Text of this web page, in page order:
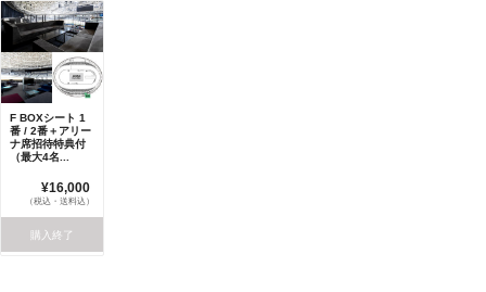
F BOXシート 1
番 / 2番＋アリー
ナ席招待特典付
（最大4名...
¥16,000
（税込・送料込）
購入終了